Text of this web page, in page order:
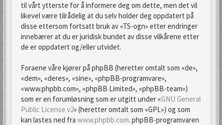
til vårt ytterste for å informere deg om dette, men det vil
likevel være tilrådelig at du selv holder deg oppdatert på
disse ettersom fortsatt bruk av «TS-ogn» etter endringer
innebærer at du er juridisk bundet av disse vilkårene etter
de er oppdatert og/eller utvidet.
Foraene våre kjører på phpBB (heretter omtalt som «de»,
«dem», «deres», «sine», «phpBB-programvare»,
«www.phpbb.com», «phpBB Limited», «phpBB-team»)
som er en forumløsning som er utgitt under «GNU General
Public License v2» (heretter omtalt som «GPL») og som
kan lastes ned fra www.phpbb.com. phpBB-programvaren